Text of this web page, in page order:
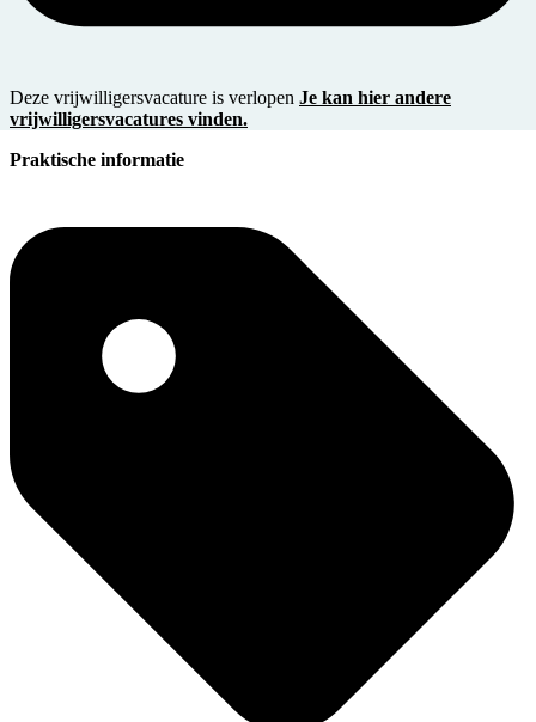
Deze vrijwilligersvacature is verlopen Je kan hier andere
vrijwilligersvacatures vinden.
Praktische informatie